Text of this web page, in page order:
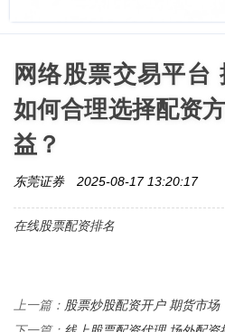
网络股票交易平台
如何合理选择配资
益？
东莞证券 2025-08-17 13:20:17
在线股票配资排名
上一篇： 股票炒股配资开户 期货市